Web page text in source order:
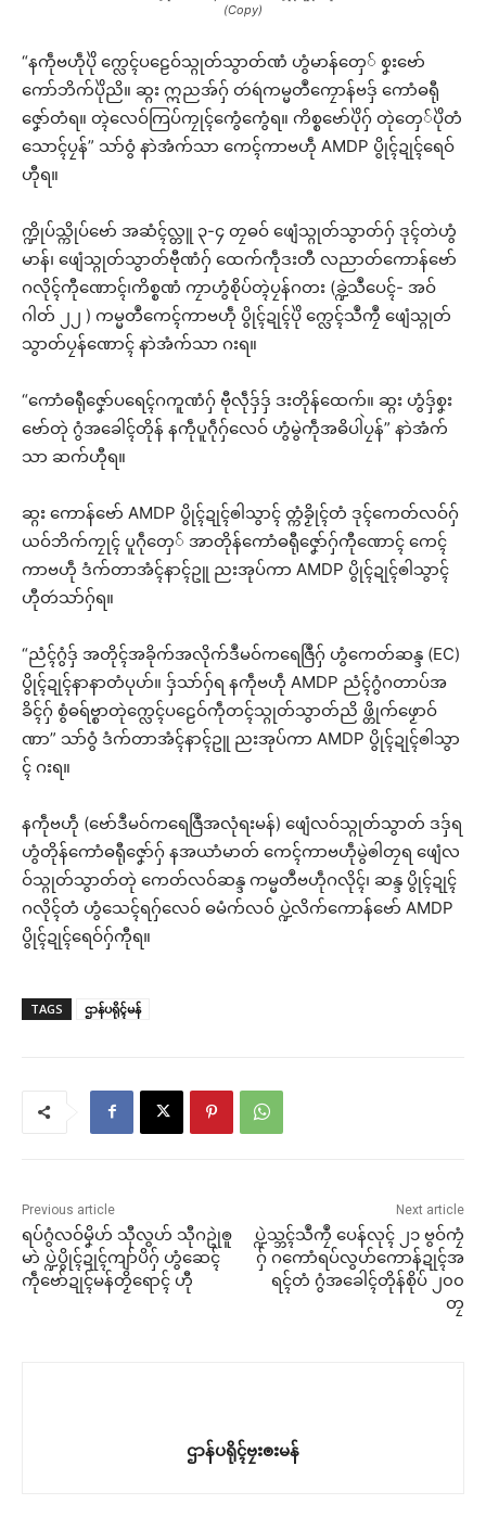
(Copy)
“နကဵုဗဟဵုပိုဲ က္လေၚ်ပဠေဝ်သ္ဂုတ်သွာတ်ဏံ ဟွံမာန်တှေ် စၞးဗော်
ကော်ဘိက်ပိုဲညိ။ ဆ္ဂး ဣညအ်ဂှ် တဴရဴကမ္မတဳကၠောန်ဗဒှ် ကောံဓရီု
ဇၞော်တံရ။ တ္ၚဲလေဝ်ကြပ်ကၠုၚ်ကွေံကွေံရ။ ကိစ္စဗော်ပိုဲဂှ် တုဲတှေ်ပိုဲတံ
သောၚ်ပၠန်” သာ်ဝွံ နာဲအံက်သာ ကေၚ်ကာဗဟဵု AMDP ပွိုၚ်ဍုၚ်ရေဝ်
ဟီုရ။
က္ဍိုပ်သ္ကိုပ်ဗော် အဆံၚ်လ္တူ ၃-၄ တၠဓဝ် ဖျေံသ္ဂုတ်သွာတ်ဂှ် ဒုၚ်တဲဟွံ
မာန်၊ ဖျေံသ္ဂုတ်သွာတ်ဗီုဏံဂှ် ထေက်ကဵုဒးတီ လညာတ်ကောန်ဗော်
ဂလိုၚ်ကီုဏောၚ်၊ကိစ္စဏံ ကၠာဟွံစိုပ်တ္ၚဲပၠန်ဂတး (ခ္ဍဲသဳပေၚ်- အဝ်
ဂါတ် ၂၂ ) ကမ္မတဳကေၚ်ကာဗဟဵု ပွိုၚ်ဍုၚ်ပိုဲ က္လေၚ်သဳကၠဳ ဖျေံသ္ဂုတ်
သွာတ်ပၠန်ဏောၚ် နာဲအံက်သာ ဂးရ။
“ကောံဓရီုဇၞော်ပရေၚ်ဂကူဏံဂှ် ဗီုလဵုဒှ်ဒှ် ဒးတိုန်ထေက်။ ဆ္ဂး ဟွံဒှ်စၞး
ဗော်တုဲ ဂွံအခေါၚ်တိုန် နကဵုပူဂဵုဂှ်လေဝ် ဟွံမွဲကဵုအဓိပါဲပၠန်” နာဲအံက်
သာ ဆက်ဟီုရ။
ဆ္ဂး ကောန်ဗော် AMDP ပွိုၚ်ဍုၚ်ၜါသွာၚ် တ္ကံခၟိုၚ်တံ ဒုၚ်ကေတ်လဝ်ဂှ်
ယဝ်ဘိက်ကၠုၚ် ပူဂဵုတှေ် အာတိုန်ကောံဓရီုဇၞော်ဂှ်ကီုဏောၚ် ကေၚ်
ကာဗဟဵု ဒံက်တာအံၚ်နာၚ်ဥူ ညးအုပ်ကာ AMDP ပွိုၚ်ဍုၚ်ၜါသွာၚ်
ဟီုတဴသာ်ဂှ်ရ။
“ညံၚ်ဂွံဒှ် အတိုၚ်အခိုက်အလိုက်ဒဳမဝ်ကရေဇြဳဂှ် ဟွံကေတ်ဆန္ဒ (EC)
ပွိုၚ်ဍုၚ်နာနာတံပုဟ်။ ဒှ်သာ်ဂှ်ရ နကဵုဗဟဵု AMDP ညံၚ်ဂွံဂတာပ်အ
ခိၚ်ဂှ် စွံဓရ်ဗ္စာတုဲက္လေၚ်ပဠေဝ်ကဵုတၚ်သ္ဂုတ်သွာတ်ညိ ဖ္တိုက်ဖၟောဝ်
ဏာ” သာ်ဝွံ ဒံက်တာအံၚ်နာၚ်ဥူ ညးအုပ်ကာ AMDP ပွိုၚ်ဍုၚ်ၜါသွာ
ၚ် ဂးရ။
နကဵုဗဟဵု (ဗော်ဒဳမဝ်ကရေဇြဳအလုံရးမန်) ဖျေံလဝ်သ္ဂုတ်သွာတ် ဒဒှ်ရ
ဟွံတိုန်ကောံဓရီုဇၞော်ဂှ် နအယာံမာတ် ကေၚ်ကာဗဟဵုမွဲၜါတၠရ ဖျေံလ
ဝ်သ္ဂုတ်သွာတ်တုဲ ကေတ်လဝ်ဆန္ဒ ကမ္မတဳဗဟဵုဂလိုၚ်၊ ဆန္ဒ ပွိုၚ်ဍုၚ်
ဂလိုၚ်တံ ဟွံသေၚ်ရဂှ်လေဝ် ဓမံက်လဝ် ပ္ဍဲလိက်ကောန်ဗော် AMDP
ပွိုၚ်ဍုၚ်ရေဝ်ဂှ်ကီုရ။
TAGS ဌာန်ပရိုၚ်မန်
Previous article
ရပ်ဂွံလဝ်မၞိဟ် သီုလွဟ် သီုဂဥုဲၜူ
မာဲ ပ္ဍဲပွိုၚ်ဍုၚ်ကျာ်ပိဂှ် ဟွံဆေၚ်
ကဵုဗော်ဍုၚ်မန်တၟိရောၚ် ဟီု
Next article
ပ္ဍဲသ္ဘၚ်သဳကၠဳ ပေန်လုၚ် ၂၁ ဗွဝ်ကၠံ
ဂှ် ဂကောံရပ်လွဟ်ကောန်ဍုၚ်အ
ရၚ်တံ ဂွံအခေါၚ်တိုန်စိုပ် ၂၀၀
တၠ
ဌာန်ပရိုၚ်ဗၠးၜးမန်